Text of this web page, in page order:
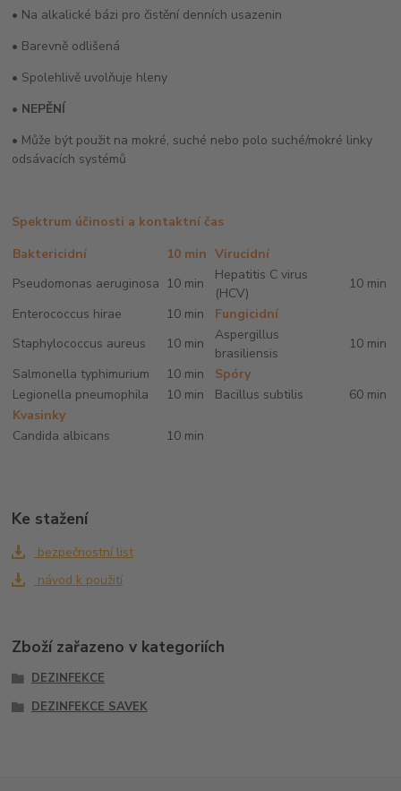
• Na alkalické bázi pro čistění denních usazenin
• Barevně odlišená
• Spolehlivě uvolňuje hleny
• NEPĚNÍ
• Může být použit na mokré, suché nebo polo suché/mokré linky
odsávacích systémů
Spektrum účinosti a kontaktní čas
Baktericidní
10 min Virucidní
Pseudomonas aeruginosa 10 min
Hepatitis C virus
(HCV)
10 min
Enterococcus hirae
10 min
Fungicidní
Staphylococcus aureus
10 min
Aspergillus
brasiliensis
10 min
Salmonella typhimurium
10 min
Spóry
Legionella pneumophila
10 min Bacillus subtilis
60 min
Kvasinky
Candida albicans
10 min
Ke stažení
bezpečnostní list
návod k použití
Zboží zařazeno v kategoriích
DEZINFEKCE
DEZINFEKCE SAVEK